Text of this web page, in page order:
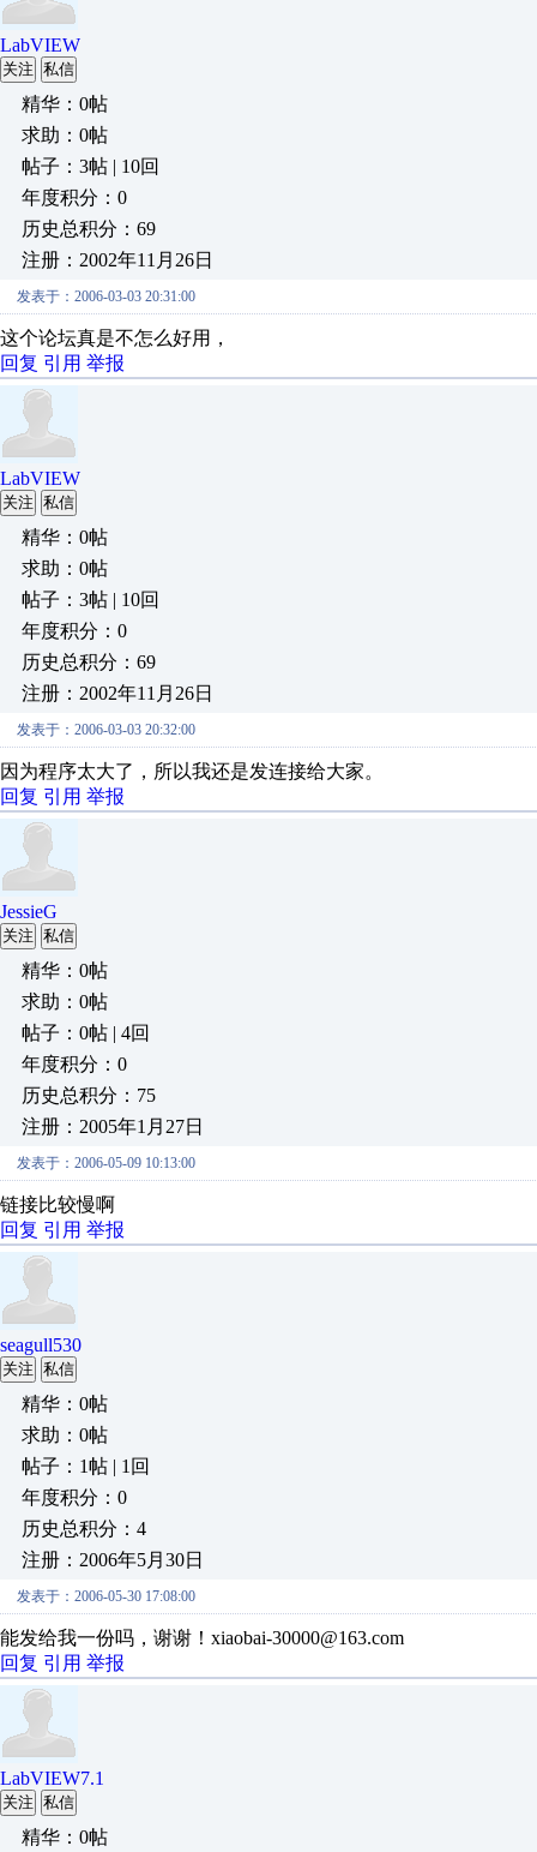
LabVIEW
关注 私信
精华：0帖
求助：0帖
帖子：3帖 | 10回
年度积分：0
历史总积分：69
注册：2002年11月26日
发表于：2006-03-03 20:31:00
这个论坛真是不怎么好用，
回复 引用 举报
LabVIEW
关注 私信
精华：0帖
求助：0帖
帖子：3帖 | 10回
年度积分：0
历史总积分：69
注册：2002年11月26日
发表于：2006-03-03 20:32:00
因为程序太大了，所以我还是发连接给大家。
回复 引用 举报
JessieG
关注 私信
精华：0帖
求助：0帖
帖子：0帖 | 4回
年度积分：0
历史总积分：75
注册：2005年1月27日
发表于：2006-05-09 10:13:00
链接比较慢啊
回复 引用 举报
seagull530
关注 私信
精华：0帖
求助：0帖
帖子：1帖 | 1回
年度积分：0
历史总积分：4
注册：2006年5月30日
发表于：2006-05-30 17:08:00
能发给我一份吗，谢谢！xiaobai-30000@163.com
回复 引用 举报
LabVIEW7.1
关注 私信
精华：0帖